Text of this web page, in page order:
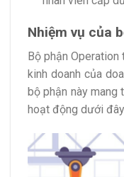
Nhiệm vụ của
Bộ phận
kinh doanh của
bộ phận này mang
hoạt động dưới